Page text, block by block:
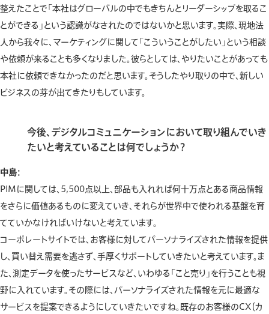
整えたことで「本社はグローバルの中でもきちんとリーダーシップを取るこ
とができる」という認識がなされたのではないかと思います。実際、現地法
人から我々に、マーケティングに関して「こういうことがしたい」という相談
や依頼が来ることも多くなりました。彼らとしては、やりたいことがあっても
本社に依頼できなかったのだと思います。そうしたやり取りの中で、新しい
ビジネスの芽が出てきたりもしています。
今後、デジタルコミュニケーションにおいて取り組んでいき
たいと考えていることは何でしょうか？
中島：
PIMに関しては、5,500点以上、部品も入れれば何十万点とある商品情報
をさらに価値あるものに変えていき、それらが世界中で使われる基盤を育
てていかなければいけないと考えています。
コーポレートサイトでは、お客様に対してパーソナライズされた情報を提供
し、買い替え需要を逃さず、手厚くサポートしていきたいと考えています。ま
た、測定データを使ったサービスなど、いわゆる「こと売り」を行うことも視
野に入れています。その際には、パーソナライズされた情報を元に最適な
サービスを提案できるようにしていきたいですね。既存のお客様のCX（カ